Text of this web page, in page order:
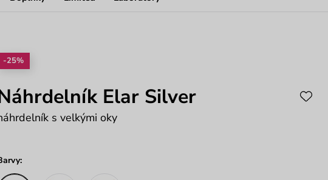
-25%
Elar Silver
s velkými oky